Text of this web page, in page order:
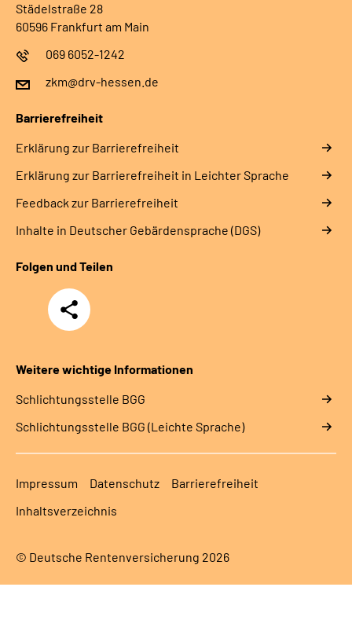
Städelstraße 28
60596 Frankfurt am Main
069 6052-1242
zkm@drv-hessen.de
Barrierefreiheit
Erklärung zur Barrierefreiheit
Erklärung zur Barrierefreiheit in Leichter Sprache
Feedback zur Barrierefreiheit
Inhalte in Deutscher Gebärdensprache (DGS)
Folgen und Teilen
Teilen
Weitere wichtige Informationen
Schlich­tungs­stel­le BGG
Schlich­tungs­stel­le BGG (Leichte Sprache)
Impressum Datenschutz
Barrierefreiheit
Inhaltsverzeichnis
© Deutsche Rentenversicherung 2026